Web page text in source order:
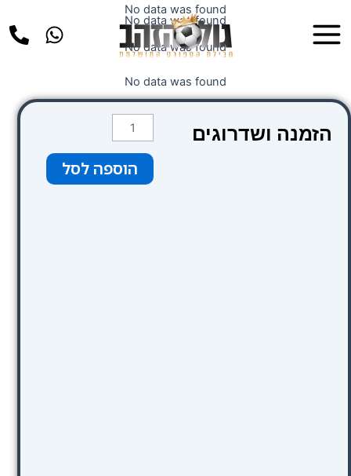
לתוכן
Menu
No data was found
No data was found
No data was found
No data was found
הזמנה ושדרוגים
כמות
של
קטגוריה
1
הוספה לסל